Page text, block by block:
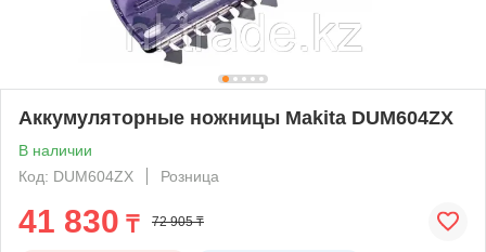
Аккумуляторные ножницы Makita DUM604ZX
В наличии
Код: DUM604ZX
Розница
41 830 ₸ 72 905 ₸